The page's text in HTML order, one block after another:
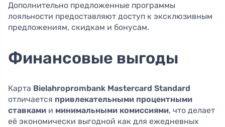
Дополнительно предложенные программы
лояльности предоставляют доступ к эксклюзивным
предложениям, скидкам и бонусам.
Финансовые выгоды
Карта Bielahroprombank Mastercard Standard
отличается привлекательными процентными
ставками и минимальными комиссиями, что делает
её экономически выгодной как для ежедневных